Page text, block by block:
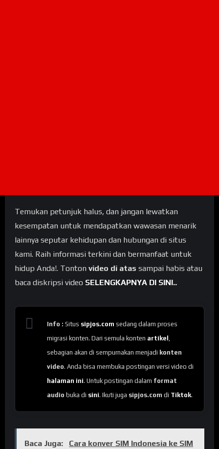
Temukan petunjuk halus, dan jangan lewatkan
kesempatan untuk mendapatkan wawasan menarik
lainnya seputar kehidupan dan hubungan di situs
kami. Raih informasi terkini dan bermanfaat untuk
hidup Anda!. Tonton video di atas sampai habis atau
baca diskripsi video SELENGKAPNYA DI SINI..
Info : Situs sipjos.com sedang dalam proses
migrasi konten. Dari semula konten artikel ,
sebagian akan di sempurnakan menjadi konten
video. Anda bisa membuka postingan versi video di
halaman ini. Untuk postingan dalam format
audio buka di sini. Ikuti juga sipjos.com di Tiktok.
Baca Juga:
Cara konver SIM Indonesia ke SIM